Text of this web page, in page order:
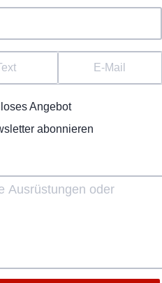
E-Mail
Angebot
abonnieren